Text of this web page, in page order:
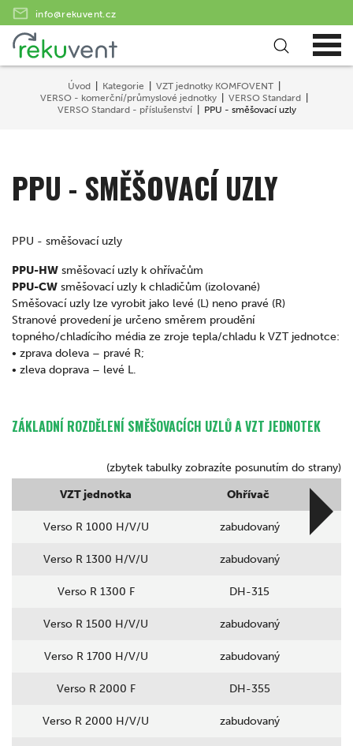
info@rekuvent.cz
Úvod Kategorie
VZT jednotky KOMFOVENT
VERSO - komerční/průmyslové jednotky
VERSO Standard
VERSO Standard - příslušenství
PPU - směšovací uzly
PPU - SMĚŠOVACÍ UZLY
PPU - směšovací uzly
PPU-HW směšovací uzly k ohřívačům
PPU-CW směšovací uzly k chladičům (izolované)
Směšovací uzly lze vyrobit jako levé (L) neno pravé (R)
Stranové provedení je určeno směrem proudění
topného/chladícího média ze zroje tepla/chladu k VZT jednotce:
• zprava doleva – pravé R;
• zleva doprava – levé L.
ZÁKLADNÍ ROZDĚLENÍ SMĚŠOVACÍCH UZLŮ A VZT JEDNOTEK
(zbytek tabulky zobrazíte posunutím do strany)
VZT jednotka
Ohřívač
Verso R 1000 H/V/U zabudovaný
Verso R 1300 H/V/U zabudovaný
Verso R 1300 F DH-315
Verso R 1500 H/V/U zabudovaný
Verso R 1700 H/V/U zabudovaný
Verso R 2000 F DH-355
Verso R 2000 H/V/U zabudovaný